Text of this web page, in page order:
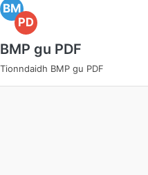
BM
PD
BMP gu PDF
Tionndaidh BMP gu PDF